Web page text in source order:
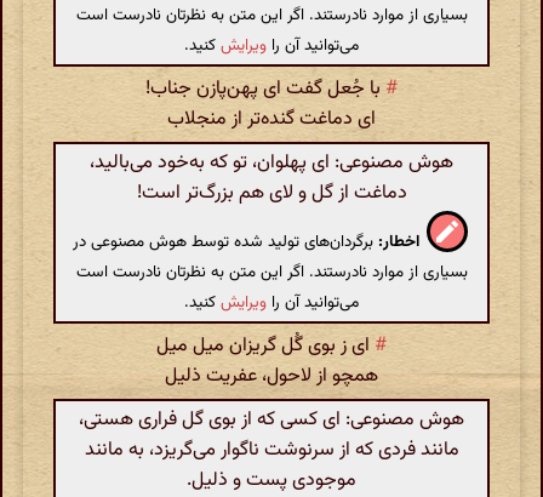
بسیاری از موارد نادرستند. اگر این متن به نظرتان نادرست است
می‌توانید آن را ویرایشکنید.
# با جُعل گفت ای پهن‌پازن جناب‌!
ای دماغت گنده‌تر از منجلاب
هوش مصنوعی: ای پهلوان، تو که به‌خود می‌بالید،
دماغت از گل و لای هم بزرگ‌تر است!
اخطار: برگردان‌های تولید شده توسط هوش مصنوعی در
بسیاری از موارد نادرستند. اگر این متن به نظرتان نادرست است
می‌توانید آن را ویرایشکنید.
# ای ز بوی گُل گریزان میل میل
همچو از لاحول‌، عفریت ذلیل
هوش مصنوعی: ای کسی که از بوی گل فراری هستی،
مانند فردی که از سرنوشت ناگوار می‌گریزد، به مانند
موجودی پست و ذلیل.